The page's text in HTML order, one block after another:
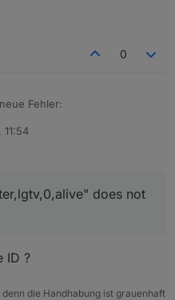
0
Fehler:
11:54
does not
ID ?
die Handhabung ist grauenhaft